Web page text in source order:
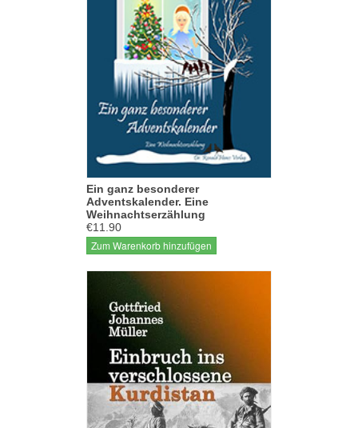
Ein ganz besonderer
Adventskalender. Eine
Weihnachtserzählung
€11.90
Zum Warenkorb hinzufügen